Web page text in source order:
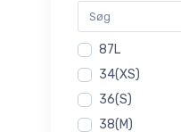
Regntøj til børn
Regntøj til
Regntøj til
Rejsetasker
Rygsække
87L
34(XS)
36(S)
38(M)